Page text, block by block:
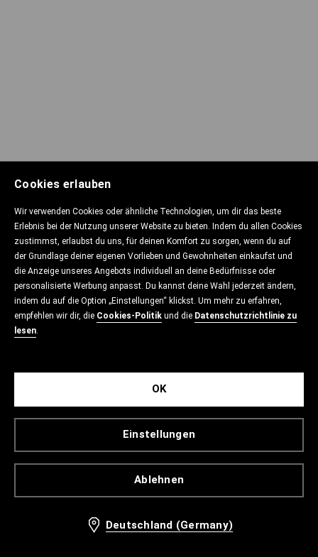
Cookies erlauben
Wir verwenden Cookies oder ähnliche Technologien, um dir das beste
Erlebnis bei der Nutzung unserer Website zu bieten. Indem du allen Cookies
zustimmst, erlaubst du uns, für deinen Komfort zu sorgen, wenn du auf
der Grundlage deiner eigenen Vorlieben und Gewohnheiten einkaufst und
die Anzeige unseres Angebots individuell an deine Bedürfnisse oder
personalisierte Werbung anpasst. Du kannst deine Wahl jederzeit ändern,
indem du auf die Option „Einstellungen“ klickst. Um mehr zu erfahren,
empfehlen wir dir, die Cookies-Politik und die Datenschutzrichtlinie zu
lesen.
Ablehnen
Einstellungen
OK
Deutschland (Germany)